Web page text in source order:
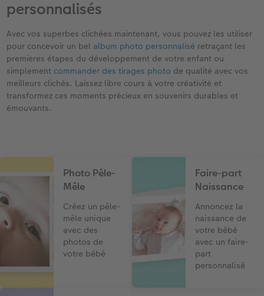
personnalisés ​
Avec vos superbes clichées maintenant, vous pouvez les utiliser
pour concevoir un bel album photo personnalisé retraçant les
premières étapes du développement de votre enfant ou
simplement commander des tirages photo de qualité avec vos
meilleurs clichés. Laissez libre cours à votre créativité et
transformez ces moments précieux en souvenirs durables et
émouvants.
Photo Pêle-
Mêle
Créez un pêle-
mêle unique
avec des
photos de
votre bébé
Faire-part
Naissance
Annoncez la
naissance de
votre bébé
avec un faire-
part
personnalisé